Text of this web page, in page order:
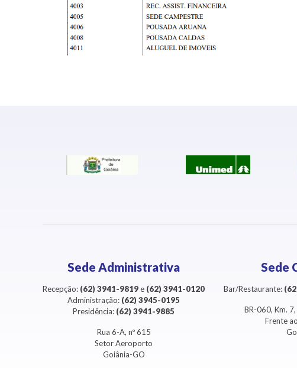
Sede Administrativa
Recepção: (62) 3941-9819e (62) 3941-0120
Administração: (62) 3945-0195
Presidência: (62) 3941-9885
Rua 6-A, nº 615
Setor Aeroporto
Goiânia-GO
Sede
Bar/Restaurante:
BR-060, Km.
Frente